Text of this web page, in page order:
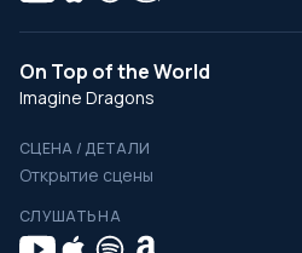
On Top of the World
Imagine Dragons
СЦЕНА / ДЕТАЛИ
Открытие сцены
СЛУШАТЬ НА